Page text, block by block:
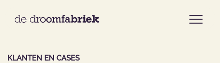
KLANTEN EN CASES